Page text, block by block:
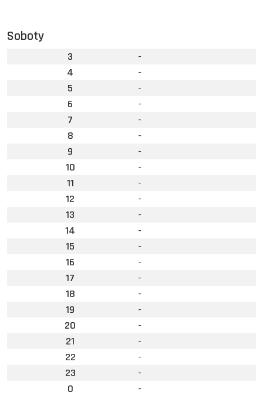
Soboty
3
-
4
-
5
-
6
-
7
-
8
-
9
-
10
-
11
-
12
-
13
-
14
-
15
-
16
-
17
-
18
-
19
-
20
-
21
-
22
-
23
-
0
-